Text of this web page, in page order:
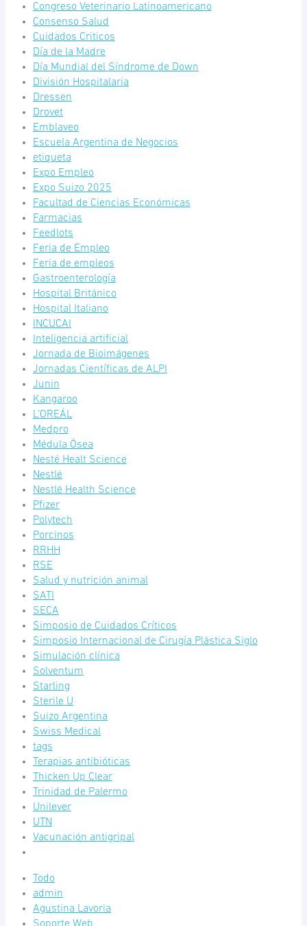
Congreso Veterinario Latinoamericano
Consenso Salud
Cuidados Criticos
Día de la Madre
Día Mundial del Síndrome de Down
División Hospitalaria
Dressen
Drovet
Emblaveo
Escuela Argentina de Negocios
etiqueta
Expo Empleo
Expo Suizo 2025
Facultad de Ciencias Económicas
Farmacias
Feedlots
Feria de Empleo
Feria de empleos
Gastroenterología
Hospital Británico
Hospital Italiano
INCUCAI
Inteligencia artificial
Jornada de Bioimágenes
Jornadas Científicas de ALPI
Junin
Kangaroo
L’OREÁL
Medpro
Médula Ósea
Nesté Healt Science
Nestlé
Nestlé Health Science
Pfizer
Polytech
Porcinos
RRHH
RSE
Salud y nutrición animal
SATI
SECA
Simposio de Cuidados Críticos
Simposio Internacional de Cirugía Plástica Siglo
Simulación clínica
Solventum
Starling
Sterile U
Suizo Argentina
Swiss Medical
tags
Terapias antibióticas
Thicken Up Clear
Trinidad de Palermo
Unilever
UTN
Vacunación antigripal
Todo
admin
Agustina Lavoria